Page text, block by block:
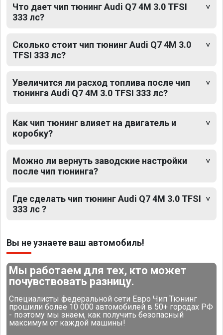
Что дает чип тюнинг Audi Q7 4M 3.0 TFSI
333 лс?
Сколько стоит чип тюнинг Audi Q7 4M 3.0
TFSI 333 лс?
Увеличится ли расход топлива после чип
тюнинга Audi Q7 4M 3.0 TFSI 333 лс?
Как чип тюнинг влияет на двигатель и
коробку?
Можно ли вернуть заводские настройки
после чип тюнинга?
Где сделать чип тюнинг Audi Q7 4M 3.0 TFSI
333 лс ?
Вы не узнаете ваш автомобиль!
Мы работаем для тех, кто может
почувствовать разницу.
Специалисты федеральной сети Евро Чип Тюнинг
прошили более 10 000 автомобилей в 50+ городах РФ
- поэтому мы знаем, как получить безопасный
максимум от каждой машины!